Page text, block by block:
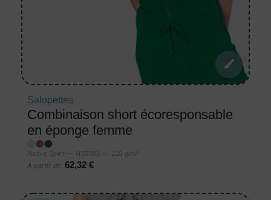
Salopettes
Combinaison short écoresponsable
en éponge femme
Native Spirit — NS5002 — 210 g/m²
À partir de
62,32 €